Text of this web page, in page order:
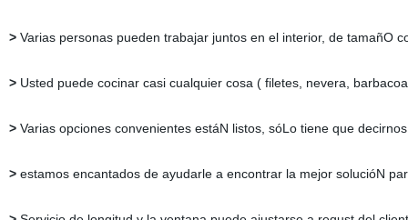
>Varias personas pueden trabajar juntos en el interior, de tamañO
>Usted puede cocinar casi cualquier cosa ( filetes, nevera,
>Varias opciones convenientes estáN listos, sóLo tiene que
>estamos encantados de ayudarle a encontrar la mejor solucióN